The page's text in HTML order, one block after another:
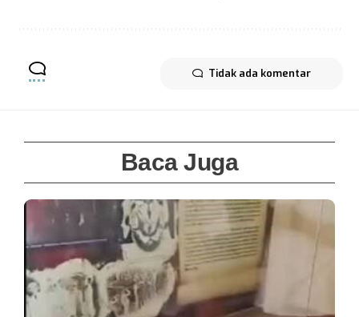
Tidak ada komentar
Baca Juga